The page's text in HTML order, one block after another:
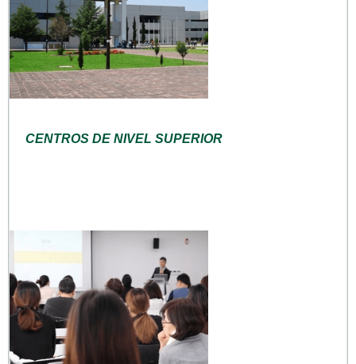
CENTROS DE NIVEL SUPERIOR